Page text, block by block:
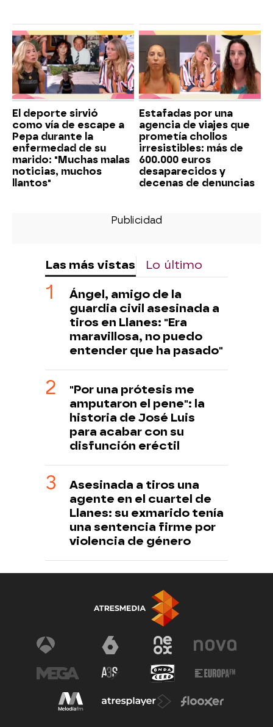
El deporte sirvió
como vía de escape a
Pepa durante la
enfermedad de su
marido: "Muchas malas
noticias, muchos
llantos"
Estafadas por una
agencia de viajes que
prometía chollos
irresistibles: más de
600.000 euros
desaparecidos y
decenas de denuncias
Las más vistas Lo último
Ángel, amigo de la
guardia civil asesinada a
tiros en Llanes: "Era
maravillosa, no puedo
entender que ha pasado"
"Por una prótesis me
amputaron el pene": la
historia de José Luis
para acabar con su
disfunción eréctil
Asesinada a tiros una
agente en el cuartel de
Llanes: su exmarido tenía
una sentencia firme por
violencia de género